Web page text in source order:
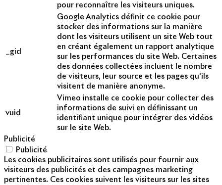
pour reconnaître les visiteurs uniques.
_gid
Google Analytics définit ce cookie pour
stocker des informations sur la manière
dont les visiteurs utilisent un site Web tout
en créant également un rapport analytique
sur les performances du site Web. Certaines
des données collectées incluent le nombre
de visiteurs, leur source et les pages qu'ils
visitent de manière anonyme.
vuid
Vimeo installe ce cookie pour collecter des
informations de suivi en définissant un
identifiant unique pour intégrer des vidéos
sur le site Web.
Publicité
Publicité
Les cookies publicitaires sont utilisés pour fournir aux
visiteurs des publicités et des campagnes marketing
pertinentes. Ces cookies suivent les visiteurs sur les sites